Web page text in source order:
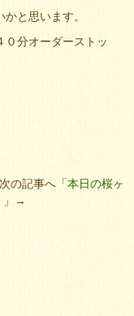
と思います。
０分オーダーストッ
記事へ「本日の桜ヶ
」→